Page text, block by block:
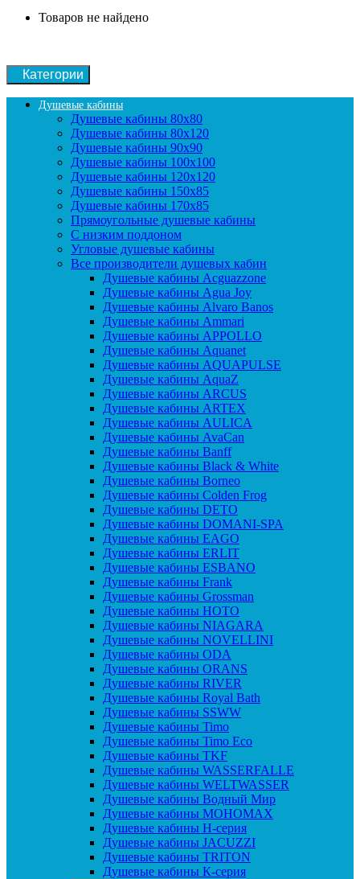
Товаров не найдено
Категории
Душевые кабины
Душевые кабины 80x80
Душевые кабины 80x120
Душевые кабины 90х90
Душевые кабины 100x100
Душевые кабины 120x120
Душевые кабины 150x85
Душевые кабины 170x85
Прямоугольные душевые кабины
С низким поддоном
Угловые душевые кабины
Все производители душевых кабин
Душевые кабины Acguazzone
Душевые кабины Agua Joy
Душевые кабины Alvaro Banos
Душевые кабины Ammari
Душевые кабины APPOLLO
Душевые кабины Aquanet
Душевые кабины AQUAPULSE
Душевые кабины AquaZ
Душевые кабины ARCUS
Душевые кабины ARTEX
Душевые кабины AULICA
Душевые кабины AvaCan
Душевые кабины Banff
Душевые кабины Black & White
Душевые кабины Borneo
Душевые кабины Colden Frog
Душевые кабины DETO
Душевые кабины DOMANI-SPA
Душевые кабины EAGO
Душевые кабины ERLIT
Душевые кабины ESBANO
Душевые кабины Frank
Душевые кабины Grossman
Душевые кабины HOTO
Душевые кабины NIAGARA
Душевые кабины NOVELLINI
Душевые кабины ODA
Душевые кабины ORANS
Душевые кабины RIVER
Душевые кабины Royal Bath
Душевые кабины SSWW
Душевые кабины Timo
Душевые кабины Timo Eco
Душевые кабины TKF
Душевые кабины WASSERFALLE
Душевые кабины WELTWASSER
Душевые кабины Водный Мир
Душевые кабины МОНОМАХ
Душевые кабины H-серия
Душевые кабины JACUZZI
Душевые кабины TRITON
Душевые кабины К-серия